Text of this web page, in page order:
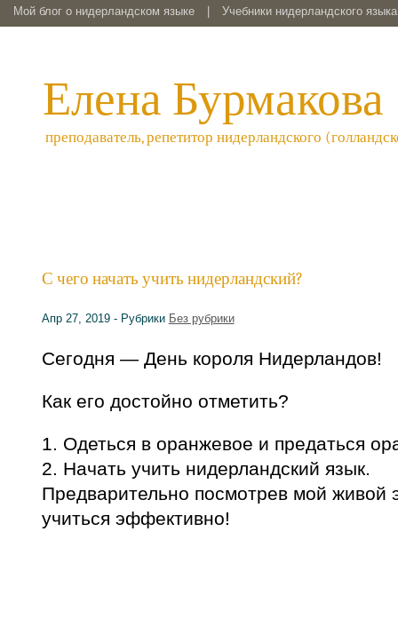
Мой блог о нидерландском языке Учебники нидерландского
Елена Бурмакова
преподаватель, репетитор нидерландского
С чего начать учить нидерландский?
Апр 27, 2019 - Рубрики Без рубрики
Сегодня — День короля Нидерландов!
Как его достойно отметить?
1. Одеться в оранжевое и предаться
2. Начать учить нидерландский язык.
Предварительно посмотрев мой живой
учиться эффективно!